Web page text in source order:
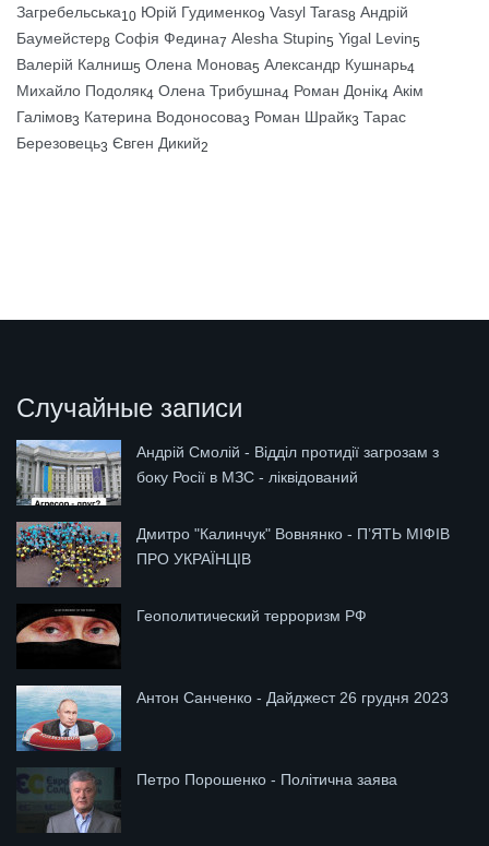
Загребельська10 Юрій Гудименко9 Vasyl Taras8 Андрій
Баумейстер8 Софія Федина7 Alesha Stupin5 Yigal Levin5
Валерій Калниш5 Олена Монова5 Александр Кушнарь4
Михайло Подоляк4 Олена Трибушна4 Роман Донік4 Акім
Галімов3 Катерина Водоносова3 Роман Шрайк3 Тарас
Березовець3 Євген Дикий2
Случайные записи
Андрій Смолій - Відділ протидії загрозам з
боку Росії в МЗС - ліквідований
Дмитро "Калинчук" Вовнянко - П’ЯТЬ МІФІВ
ПРО УКРАЇНЦІВ
Геополитический терроризм РФ
Антон Санченко - Дайджест 26 грудня 2023
Петро Порошенко - Політична заява